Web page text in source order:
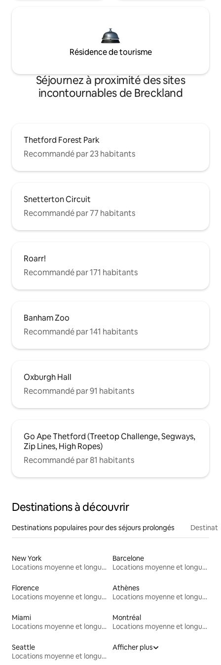
Résidence de tourisme
Séjournez à proximité des sites
incontournables de Breckland
Thetford Forest Park
Recommandé par 23 habitants
Snetterton Circuit
Recommandé par 77 habitants
Roarr!
Recommandé par 171 habitants
Banham Zoo
Recommandé par 141 habitants
Oxburgh Hall
Recommandé par 91 habitants
Go Ape Thetford (Treetop Challenge, Segways,
Zip Lines, High Ropes)
Recommandé par 81 habitants
Destinations à découvrir
Destinations populaires pour des séjours prolongés
New York
Locations moyenne et longue durée
Barcelone
Locations moyenne et longue durée
Florence
Locations moyenne et longue durée
Athènes
Locations moyenne et longue durée
Miami
Locations moyenne et longue durée
Montréal
Locations moyenne et longue durée
Seattle
Locations moyenne et longue durée
Afficher plus